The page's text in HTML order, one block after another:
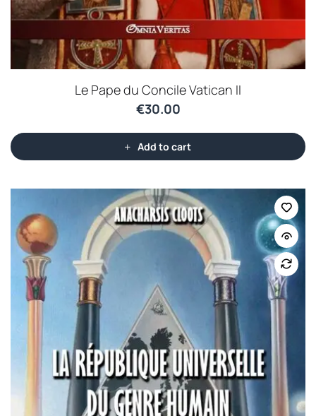
Le Pape du Concile Vatican II
€30.00
Add to cart